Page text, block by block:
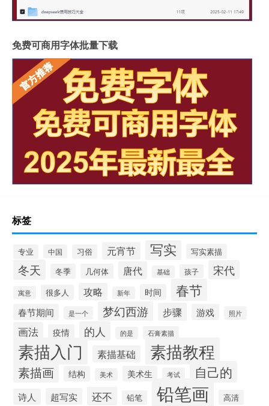
免费可商用字体批量下载
标签
专业 中国 习俗 元宵节 写实 写实素描
冬天 冬季 几何体 唐代 基础 孩子 宋代
寓意 很多人 攻略 新年 时间 春节
春节期间 是一个 梦幻西游 步骤 游戏 照片
画法 疫情 的人 的是 石膏素描
素描入门 素描基础 素描教程
素描画 结构 美术 美术生 考试 自己的
诗人 超写实 还不 铅笔 铅笔画 高清